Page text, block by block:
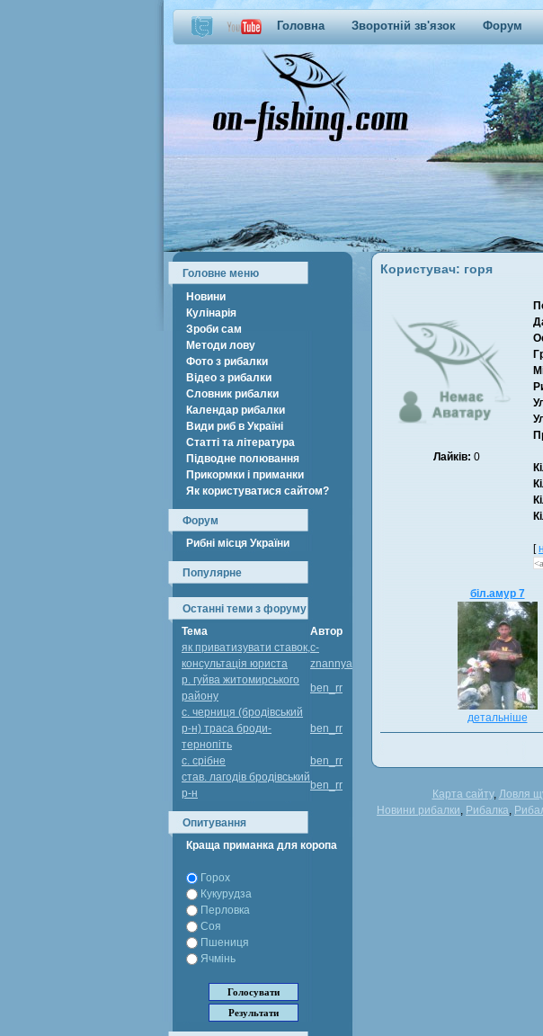
Головна Зворотній зв'язок Форум
Користувач: горя
Лайків: 0
[
біл.амур 7
детальніше
Головне меню
Новини
Кулінарія
Зроби сам
Методи лову
Фото з рибалки
Відео з рибалки
Словник рибалки
Календар рибалки
Види риб в Україні
Статті та література
Підводне полювання
Прикормки і приманки
Як користуватися сайтом?
Форум
Рибні місця України
Популярне
Останні теми з форуму
Тема
Автор
як приватизувати ставок,
консультація юриста
c-
znannya
р. гуйва житомирського
району
ben_rr
с. черниця (бродівський
р-н) траса броди-
тернопіть
ben_rr
с. срібне
ben_rr
став. лагодів бродівський
р-н
ben_rr
Опитування
Краща приманка для коропа
Горох
Кукурудза
Перловка
Соя
Пшениця
Ячмінь
Карта сайту, Ловля
Новини рибалки, Рибалка,